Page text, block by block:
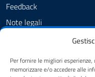
Per fornire le migliori
memorizzare e/o accedere alle
Feedback
Note legali
Dichiarazione di